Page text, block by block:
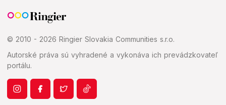
© 2010 - 2026 Ringier Slovakia Communities s.r.o.
Autorské práva sú vyhradené a vykonáva ich prevádzkovateľ
portálu.